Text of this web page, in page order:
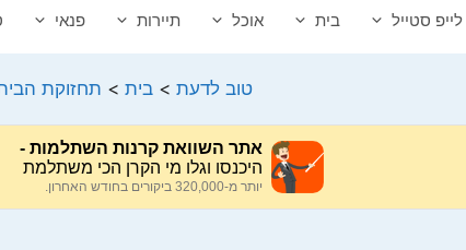
לייפ סטייל בית אוכל תיירות פנאי
טוב לדעת >בית > תחזוקת